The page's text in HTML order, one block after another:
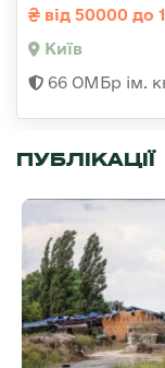
від 50000 до
Київ
66 ОМБр ім.
ПУБЛІКАЦІЇ